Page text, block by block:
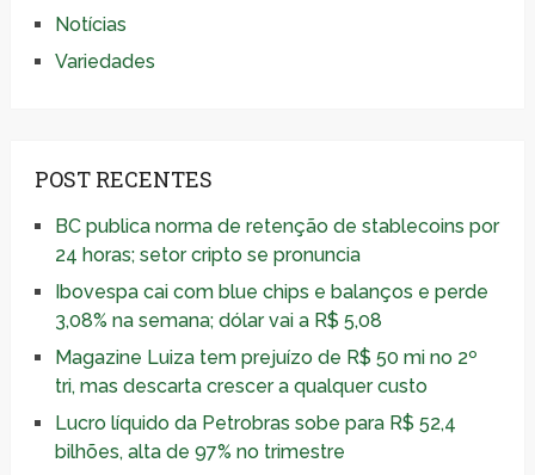
Notícias
Variedades
POST RECENTES
BC publica norma de retenção de stablecoins por
24 horas; setor cripto se pronuncia
Ibovespa cai com blue chips e balanços e perde
3,08% na semana; dólar vai a R$ 5,08
Magazine Luiza tem prejuízo de R$ 50 mi no 2º
tri, mas descarta crescer a qualquer custo
Lucro líquido da Petrobras sobe para R$ 52,4
bilhões, alta de 97% no trimestre